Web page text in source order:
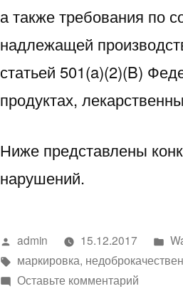
а также требования по
надлежащей
статьей 501(a)(2)(B)
продуктах,
Ниже представлены
нарушений.
Написано
автором
admin 15.12.2017
в
Метки:
маркировка,
Оставьте комментарий